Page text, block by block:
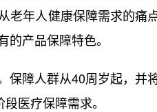
老年人健康保障需求的痛
产品保障特色。
保障人群从40周岁起，并
医疗保障需求。